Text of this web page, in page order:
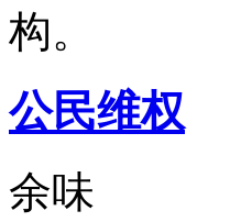
构。
公民维权
余味